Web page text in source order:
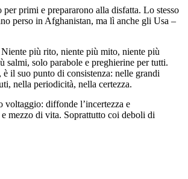
primi e prepararono alla disfatta. Lo stesso
perso in Afghanistan, ma lì anche gli Usa –
più rito, niente più mito, niente più
salmi, solo parabole e preghierine per tutti.
il suo punto di consistenza: nelle grandi
nella periodicità, nella certezza.
voltaggio: diffonde l’incertezza e
mezzo di vita. Soprattutto coi deboli di